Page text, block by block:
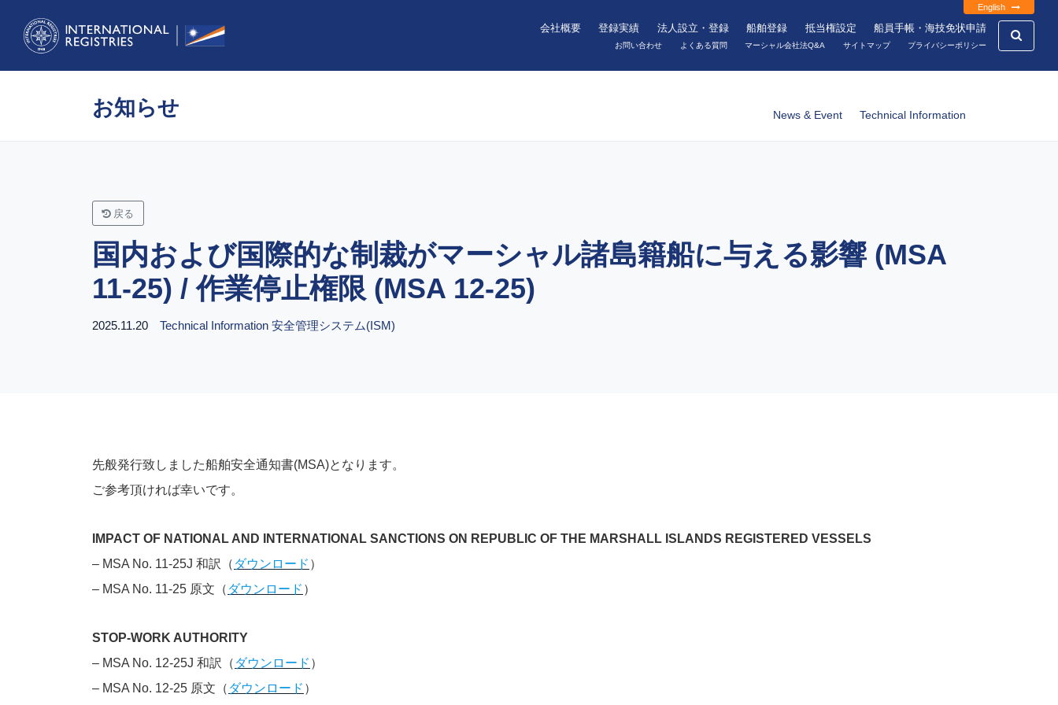
English
会社概要 登録実績 法人設立・登録 船舶登録 抵当権設定 船員手帳・海技免状申請
お問い合わせ よくある質問 マーシャル会社法Q&A サイトマップ プライバシーポリシー
お知らせ News & Event Technical Information
戻る
国内および国際的な制裁がマーシャル諸島籍船に与える影響 (MSA
11-25) / 作業停止権限 (MSA 12-25)
2025.11.20 Technical Information 安全管理システム(ISM)
先般発行致しました船舶安全通知書(MSA)となります。
ご参考頂ければ幸いです。
IMPACT OF NATIONAL AND INTERNATIONAL SANCTIONS ON REPUBLIC OF THE MARSHALL ISLANDS REGISTERED VESSELS
– MSA No. 11-25J 和訳（ ダウンロード ）
– MSA No. 11-25 原文（ ダウンロード ）
STOP-WORK AUTHORITY
– MSA No. 12-25J 和訳（ ダウンロード ）
– MSA No. 12-25 原文（ ダウンロード ）